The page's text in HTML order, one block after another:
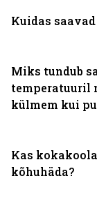
Miks tundub
temperatuuril
külmem kui
Kas
kõhuhäda?
Kuidas